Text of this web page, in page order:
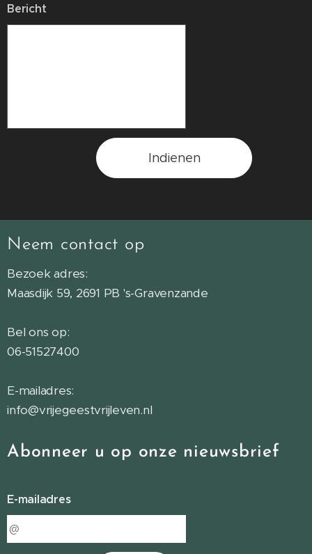
Bericht
Indienen
Neem contact op
Bezoek adres:
Maasdijk 59, 2691 PB 's-Gravenzande
Bel ons op:
06-51527400
E-mailadres:
info@vrijegeestvrijleven.nl
Abonneer u op onze nieuwsbrief
E-mailadres